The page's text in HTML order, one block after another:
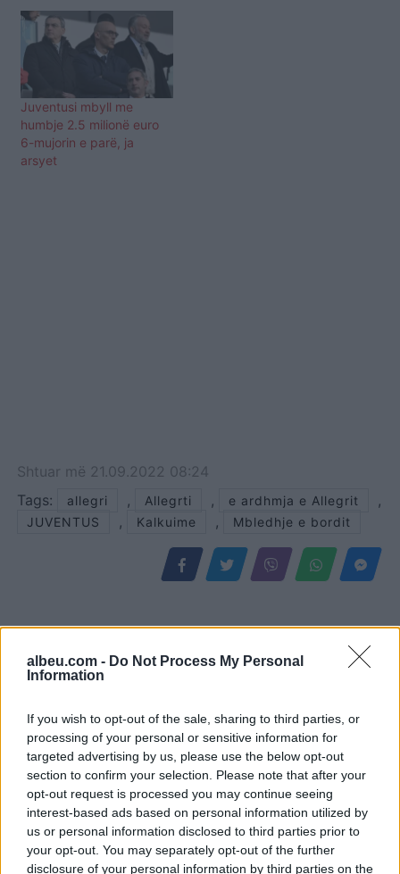
albeu.com - Do Not Process My Personal
Information
If you wish to opt-out of the sale, sharing to third parties, or
processing of your personal or sensitive information for
targeted advertising by us, please use the below opt-out
section to confirm your selection. Please note that after your
opt-out request is processed you may continue seeing
interest-based ads based on personal information utilized by
us or personal information disclosed to third parties prior to
your opt-out. You may separately opt-out of the further
disclosure of your personal information by third parties on the
Juventusi mbyll me
humbje 2.5 milionë euro
6-mujorin e parë, ja
arsyet
Shtuar më 21.09.2022 08:24
Tags:
allegri , Allegrti , e ardhmja e Allegrit ,
JUVENTUS , Kalkuime , Mbledhje e bordit
Agjenti i Diomandes
tregon rolin vendimtar të
Mourinhos në kalimin e tij
te Real Madridi
Zyrtare: Diego Forlan merr
përkohësisht drejtimin e
Uruguait